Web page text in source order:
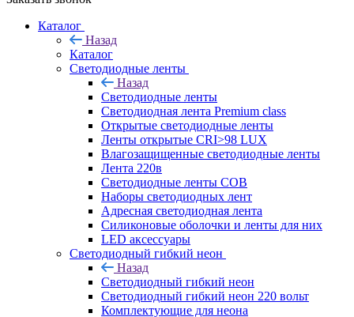
Каталог
Назад
Каталог
Светодиодные ленты
Назад
Светодиодные ленты
Светодиодная лента Premium class
Открытые светодиодные ленты
Ленты открытые CRI>98 LUX
Влагозащищенные светодиодные ленты
Лента 220в
Светодиодные ленты COB
Наборы светодиодных лент
Адресная светодиодная лента
Силиконовые оболочки и ленты для них
LED аксессуары
Светодиодный гибкий неон
Назад
Светодиодный гибкий неон
Светодиодный гибкий неон 220 вольт
Комплектующие для неона